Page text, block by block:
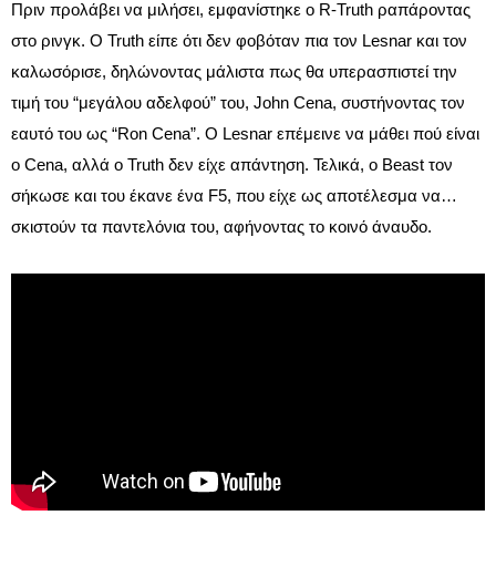
Πριν προλάβει να μιλήσει, εμφανίστηκε ο R-Truth ραπάροντας
στο ρινγκ. Ο Truth είπε ότι δεν φοβόταν πια τον Lesnar και τον
καλωσόρισε, δηλώνοντας μάλιστα πως θα υπερασπιστεί την
τιμή του “μεγάλου αδελφού” του, John Cena, συστήνοντας τον
εαυτό του ως “Ron Cena”. Ο Lesnar επέμεινε να μάθει πού είναι
ο Cena, αλλά ο Truth δεν είχε απάντηση. Τελικά, ο Beast τον
σήκωσε και του έκανε ένα F5, που είχε ως αποτέλεσμα να…
σκιστούν τα παντελόνια του, αφήνοντας το κοινό άναυδο.